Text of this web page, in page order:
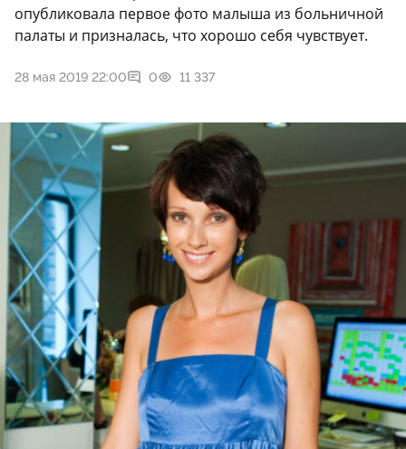
опубликовала первое фото малыша из больничной
палаты и призналась, что хорошо себя чувствует.
28 мая 2019 22:00 0 11 337